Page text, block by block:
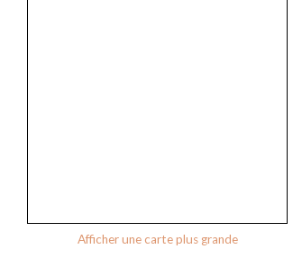
Afficher une carte plus grande